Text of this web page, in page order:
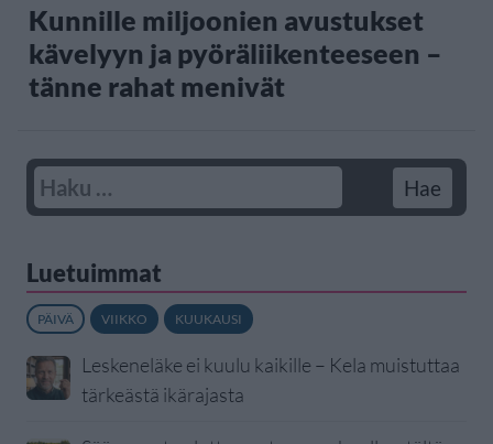
Kunnille miljoonien avustukset
kävelyyn ja pyöräliikenteeseen –
tänne rahat menivät
Luetuimmat
PÄIVÄ VIIKKO KUUKAUSI
Leskeneläke ei kuulu kaikille – Kela muistuttaa
tärkeästä ikärajasta